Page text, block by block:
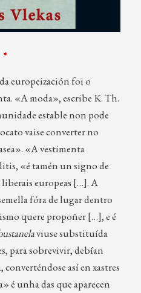
*
europeización foi o
«A moda», escribe K. Th.
estable non pode
vaise converter no
«A vestimenta
«é tamén un signo de
europeas […]. A
fóra de lugar dentro
quere propoñer […], e é
viuse substituída
para sobrevivir, debían
converténdose así en xastres
é unha das que aparecen